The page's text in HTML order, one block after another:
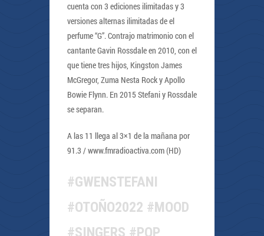
cuenta con 3 ediciones ilimitadas y 3
versiones alternas ilimitadas de el
perfume “G”. Contrajo matrimonio con el
cantante Gavin Rossdale en 2010, con el
que tiene tres hijos, Kingston James
McGregor, Zuma Nesta Rock y Apollo
Bowie Flynn. En 2015 Stefani y Rossdale
se separan.
A las 11 llega al 3×1 de la mañana por
91.3 / www.fmradioactiva.com (HD)
#GWENSTEFANI
#OTOÑO2022 #MOOD
#SINGERS #POP